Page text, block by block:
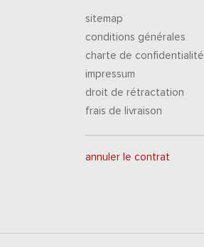
sitemap
conditions générales
charte de confidentialité
impressum
droit de rétractation
frais de livraison
annuler le contrat